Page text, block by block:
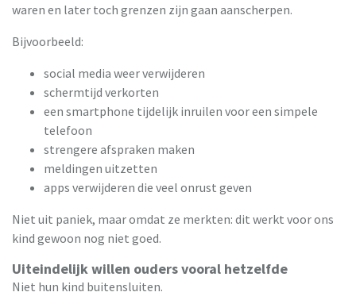
waren en later toch grenzen zijn gaan aanscherpen.
Bijvoorbeeld:
social media weer verwijderen
schermtijd verkorten
een smartphone tijdelijk inruilen voor een simpele
telefoon
strengere afspraken maken
meldingen uitzetten
apps verwijderen die veel onrust geven
Niet uit paniek, maar omdat ze merkten: dit werkt voor ons
kind gewoon nog niet goed.
Uiteindelijk willen ouders vooral hetzelfde
Niet hun kind buitensluiten.